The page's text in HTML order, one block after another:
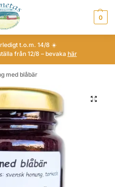
0
t.o.m. 14/8 ☀️
från 12/8 – bevaka här
med blåbär